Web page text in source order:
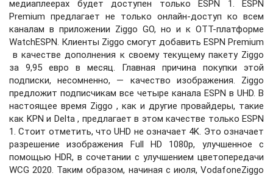
медиаплеерах будет доступен только ESPN 1. ESPN
Premium предлагает не только онлайн-доступ ко всем
каналам в приложении Ziggo GO, но и к OTT-платформе
WatchESPN. Клиенты Ziggo смогут добавить ESPN Premium
в качестве дополнения к своему текущему пакету Ziggo
за 9,95 евро в месяц. Главная причина покупки этой
подписки, несомненно, — качество изображения. Ziggo
предложит подписчикам все четыре канала ESPN в UHD. В
настоящее время Ziggo , как и другие провайдеры, такие
как KPN и Delta , предлагает в этом качестве только ESPN
1. Стоит отметить, что UHD не означает 4K. Это означает
разрешение изображения Full HD 1080p, улучшенное с
помощью HDR, в сочетании с улучшением цветопередачи
WCG 2020. Таким образом, начиная с июля, VodafoneZiggo